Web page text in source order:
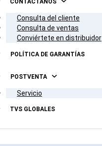
CONTÁCTANOS
Consulta del cliente
Consulta de ventas
Conviértete en distribuidor
POLÍTICA DE GARANTÍAS
POSTVENTA
Servicio
TVS GLOBALES